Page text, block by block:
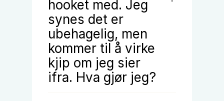
hooket med. Jeg
synes det er
ubehagelig, men
kommer til å virke
kjip om jeg sier
ifra. Hva gjør jeg?